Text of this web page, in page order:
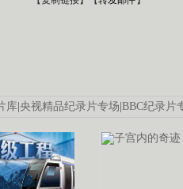
库|央视精品纪录片专场|BBC纪录片